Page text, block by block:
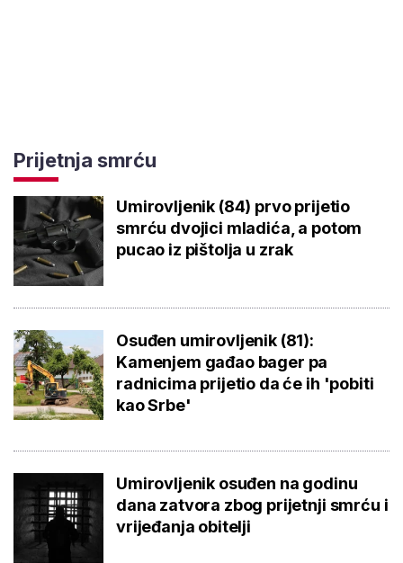
Prijetnja smrću
Umirovljenik (84) prvo prijetio
smrću dvojici mladića, a potom
pucao iz pištolja u zrak
Osuđen umirovljenik (81):
Kamenjem gađao bager pa
radnicima prijetio da će ih 'pobiti
kao Srbe'
Umirovljenik osuđen na godinu
dana zatvora zbog prijetnji smrću i
vrijeđanja obitelji